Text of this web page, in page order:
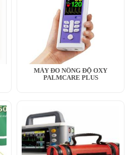
MÁY ĐO NỒNG ĐỘ OXY
PALMCARE PLUS